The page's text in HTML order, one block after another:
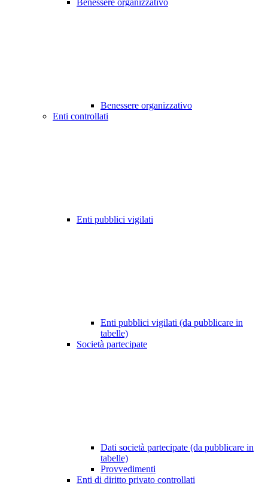
Benessere organizzativo
Benessere organizzativo
Enti controllati
Enti pubblici vigilati
Enti pubblici vigilati (da pubblicare in
tabelle)
Società partecipate
Dati società partecipate (da pubblicare in
tabelle)
Provvedimenti
Enti di diritto privato controllati